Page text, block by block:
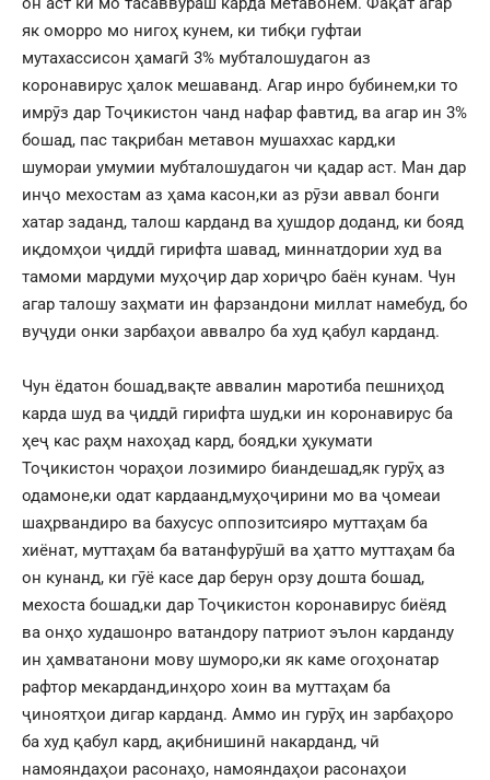
як оморро мо нигоҳ кунем, ки тибқи гуфтаи
мутахассисон ҳамагӣ 3% мубталошудагон аз
коронавирус ҳалок мешаванд. Агар инро бубинем,ки то
имрӯз дар Тоҷикистон чанд нафар фавтид, ва агар ин 3%
бошад, пас тақрибан метавон мушаххас кард,ки
шумораи умумии мубталошудагон чи қадар аст. Ман дар
инҷо мехостам аз ҳама касон,ки аз рӯзи аввал бонги
хатар заданд, талош карданд ва ҳушдор доданд, ки бояд
иқдомҳои ҷиддӣ гирифта шавад, миннатдории худ ва
тамоми мардуми муҳоҷир дар хориҷро баён кунам. Чун
агар талошу заҳмати ин фарзандони миллат намебуд, бо
вуҷуди онки зарбаҳои аввалро ба худ қабул карданд.
Чун ёдатон бошад,вақте аввалин маротиба пешниҳод
карда шуд ва ҷиддӣ гирифта шуд,ки ин коронавирус ба
ҳеҷ кас раҳм нахоҳад кард, бояд,ки ҳукумати
Тоҷикистон чораҳои лозимиро биандешад,як гурӯҳ аз
одамоне,ки одат кардаанд,муҳоҷирини мо ва ҷомеаи
шаҳрвандиро ва бахусус оппозитсияро муттаҳам ба
хиёнат, муттаҳам ба ватанфурӯшӣ ва ҳатто муттаҳам ба
он кунанд, ки гӯё касе дар берун орзу дошта бошад,
мехоста бошад,ки дар Тоҷикистон коронавирус биёяд
ва онҳо худашонро ватандору патриот эълон карданду
ин ҳамватанони мову шуморо,ки як каме огоҳонатар
рафтор мекарданд,инҳоро хоин ва муттаҳам ба
ҷиноятҳои дигар карданд. Аммо ин гурӯҳ ин зарбаҳоро
ба худ қабул кард, ақибнишинӣ накарданд, чӣ
намояндаҳои расонаҳо, намояндаҳои расонаҳои